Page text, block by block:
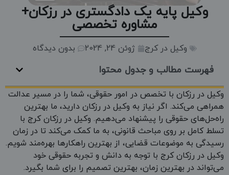
وکیل پایه یک دادگستری در رزکان+
مشاوره تخصصی
وکیل در کرج ژوئن 24, 2024 بدون دیدگاه
فهرست مطالب و جدول محتوا
وکیل در رزکان با تخصص در امور حقوقی، شما را در مسیر عدالت
همراهی می‌کند. اگر نیاز به وکیل در رزکان دارید، ما بهترین
راه‌حل‌های حقوقی را پیشنهاد می‌دهیم. وکیل در رزکان کرج با
تسلط کامل بر روی مباحث قانونی، به ما کمک می‌کند تا در زمان
رسیدگی به موضوعات قضایی، از بهترین راهکارها بهره‌مند شویم.
وکیل در رزکان کرج با توجه به دانش و تجربه حقوقی خود
می‌تواند در بهترین زمان، بهترین تصمیم را برای شما بگیرد.